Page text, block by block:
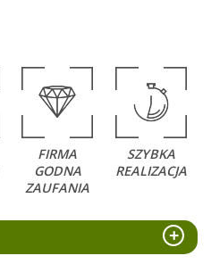
FIRMA
GODNA
ZAUFANIA
SZYBKA
REALIZACJA